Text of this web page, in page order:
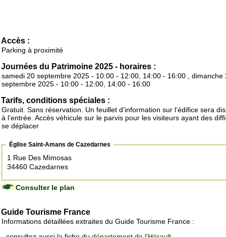
Accès :
Parking à proximité
Journées du Patrimoine 2025 - horaires :
samedi 20 septembre 2025 - 10:00 - 12:00, 14:00 - 16:00 , dimanche
septembre 2025 - 10:00 - 12:00, 14:00 - 16:00
Tarifs, conditions spéciales :
Gratuit. Sans réservation. Un feuillet d’information sur l’édifice sera
à l’entrée. Accès véhicule sur le parvis pour les visiteurs ayant des
se déplacer
Église Saint-Amans de Cazedarnes
1 Rue Des Mimosas
34460 Cazedarnes
Consulter le plan
Guide Tourisme France
Informations détaillées extraites du Guide Tourisme France :